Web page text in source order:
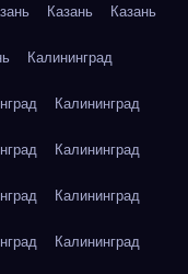
Казань Казань
Калининград
Калининград
Калининград
Калининград
Калининград